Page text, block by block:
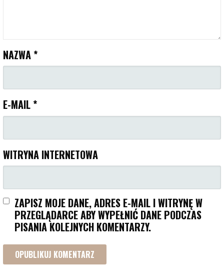
NAZWA *
E-MAIL *
WITRYNA INTERNETOWA
ZAPISZ MOJE DANE, ADRES E-MAIL I WITRYNĘ W
PRZEGLĄDARCE ABY WYPEŁNIĆ DANE PODCZAS
PISANIA KOLEJNYCH KOMENTARZY.